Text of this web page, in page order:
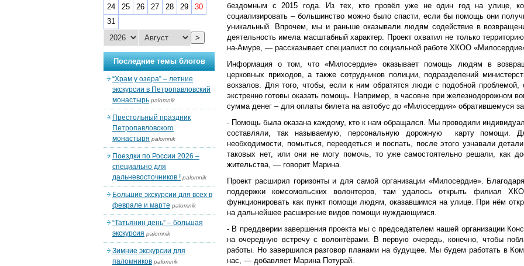
бездомным с 2015 года. Из тех, кто провёл уже не один год на улице,
социализировать – большинство можно было спасти, если бы помощь они
уникальный. Впрочем, мы и раньше оказывали людям содействие в
деятельность имела масштабный характер. Проект охватил не только
на-Амуре, — рассказывает специалист по социальной работе ХКОО
Информация о том, что «Милосердие» оказывает помощь людям в
церковных приходов, а также сотрудников полиции, подразделений
вокзалов. Для того, чтобы, если к ним обратятся люди с подобной
экстренно готовы оказать помощь. Например, в часовне при железнодорожном
сумма денег – для оплаты билета на автобус до «Милосердия» обратившемуся
- Помощь была оказана каждому, кто к нам обращался. Мы проводили
составляли, так называемую, персональную дорожную карту помощи.
необходимости, помыться, переодеться и поспать, после этого узнавали
таковых нет, или они не могу помочь, то уже самостоятельно решали, как
жительства, — говорит Марина.
Проект расширил горизонты и для самой организации «Милосердие».
поддержки комсомольских волонтеров, там удалось открыть филиал
функционировать как пункт помощи людям, оказавшимся на улице. При нём
на дальнейшее расширение видов помощи нуждающимся.
- В преддверии завершения проекта мы с председателем нашей организации
на очередную встречу с волонтёрами. В первую очередь, конечно, чтобы
работы. Но завершился разговор планами на будущее. Мы будем работать в
нас, — добавляет Марина Потурай.
24
25 26 27 28 29
30
31
>
Последние темы блогов
“Храм у озера” – летние
экскурсии в Петропавловский
монастырь palomnik
Престольный праздник
Петропавловского
монастыря palomnik
Поездки по России 2026 –
специально для
дальневосточников ! palomnik
Большие экскурсии для всех в
феврале и марте palomnik
“Татьянин день” – большая
экскурсия palomnik
Зимние экскурсии для
паломников palomnik